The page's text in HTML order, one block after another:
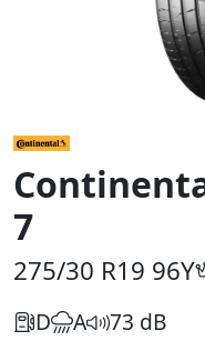
7
275/30 R19 96Y
D A 73 dB